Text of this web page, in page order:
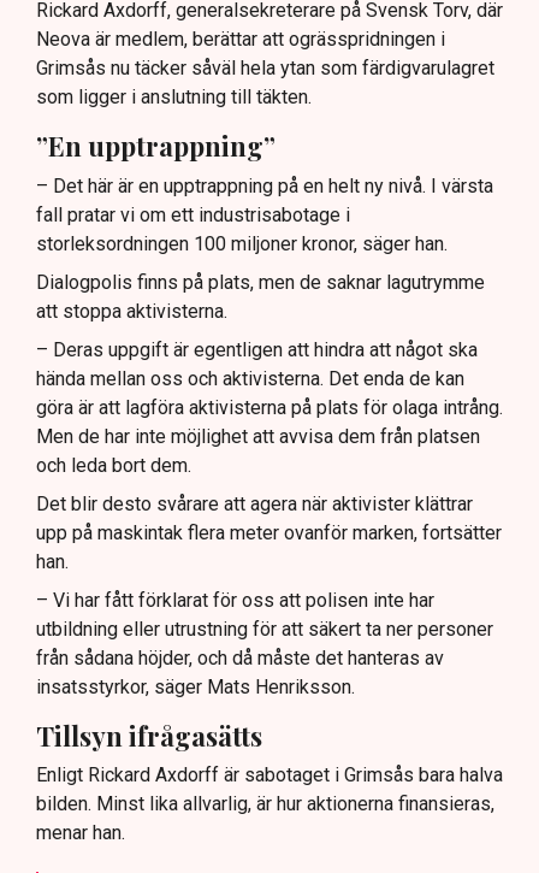
Rickard Axdorff, generalsekreterare på Svensk Torv, där
Neova är medlem, berättar att ogrässpridningen i
Grimsås nu täcker såväl hela ytan som färdigvarulagret
som ligger i anslutning till täkten.
”En upptrappning”
– Det här är en upptrappning på en helt ny nivå. I värsta
fall pratar vi om ett industrisabotage i
storleksordningen 100 miljoner kronor, säger han.
Dialogpolis finns på plats, men de saknar lagutrymme
att stoppa aktivisterna.
– Deras uppgift är egentligen att hindra att något ska
hända mellan oss och aktivisterna. Det enda de kan
göra är att lagföra aktivisterna på plats för olaga intrång.
Men de har inte möjlighet att avvisa dem från platsen
och leda bort dem.
Det blir desto svårare att agera när aktivister klättrar
upp på maskintak flera meter ovanför marken, fortsätter
han.
– Vi har fått förklarat för oss att polisen inte har
utbildning eller utrustning för att säkert ta ner personer
från sådana höjder, och då måste det hanteras av
insatsstyrkor, säger Mats Henriksson.
Tillsyn ifrågasätts
Enligt Rickard Axdorff är sabotaget i Grimsås bara halva
bilden. Minst lika allvarlig, är hur aktionerna finansieras,
menar han.